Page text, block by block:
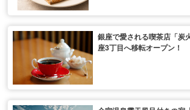
銀座で愛される喫茶店「炭
座3丁目へ移転オープン！